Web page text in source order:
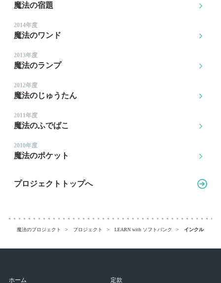
魔法のプロジェクト プロジェクト LEARN with ソフトバンク インクルーシ
魔法の宿題
2014年度
魔法のワンド
2013年度
魔法のランプ
2012年度
魔法のじゅうたん
2011年度
魔法のふでばこ
2010年度
魔法のポケット
プロジェクトトップへ
ホーム 定款